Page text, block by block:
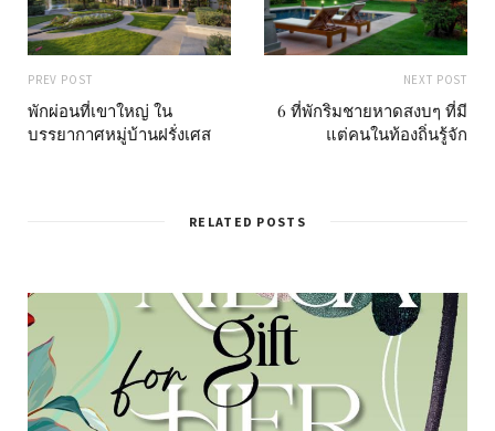
PREV POST
พักผ่อนที่เขาใหญ่ ใน
บรรยากาศหมู่บ้านฝรั่งเศส
NEXT POST
6 ที่พักริมชายหาดสงบๆ ที่มี
แต่คนในท้องถิ่นรู้จัก
RELATED POSTS